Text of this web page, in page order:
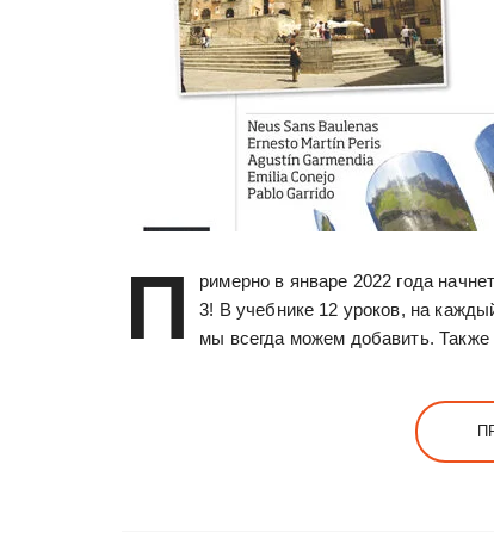
П
римерно в январе 2022 года
3! В учебнике 12 уроков, на
мы всегда можем добавить.